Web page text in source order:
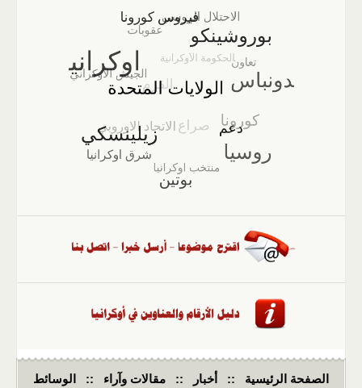
الصفحة الرئيسية :: أخبار :: مقالات وآراء :: الوسائط